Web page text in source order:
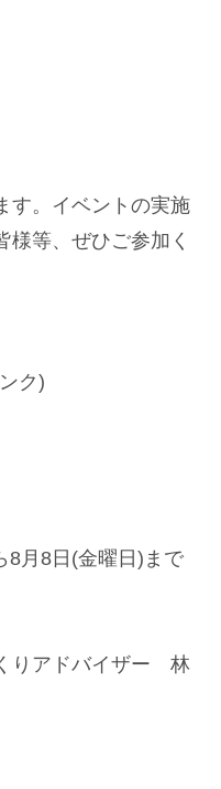
す。イベントの実施
様等、ぜひご参加く
ク)
8月8日(金曜日)まで
りアドバイザー 林